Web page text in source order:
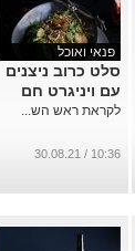
פנאי ואוכל
סלט כרוב ניצנים
עם ויניגרט חם
לקראת ראש הש...
10:36 / 30.08.21